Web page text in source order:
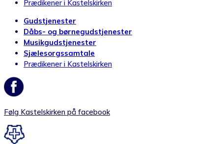
Prædikener i Kastelskirken
Gudstjenester
Dåbs- og børnegudstjenester
Musikgudstjenester
Sjælesorgssamtale
Prædikener i Kastelskirken
Følg Kastelskirken på facebook